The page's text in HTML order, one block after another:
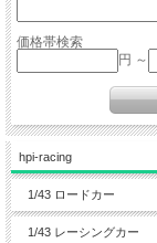
価格帯検索
円 ～
hpi-racing
1/43 ロードカー
1/43 レーシングカー